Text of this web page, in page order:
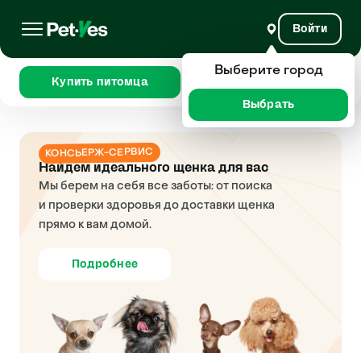
Войти
Купить питомца
КОНСЬЕРЖ-СЕРВИС
Найдем идеального щенка для вас
Мы берем на себя все заботы: от поиска
и проверки здоровья до доставки щенка
прямо к вам домой.
Подробнее
Выберите город
Выбрать